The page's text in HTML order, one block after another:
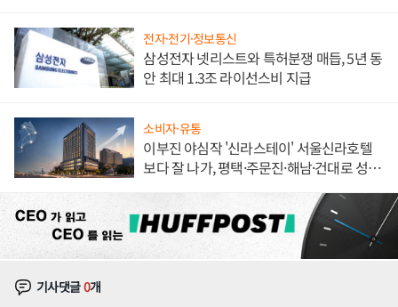
전자·전기·정보통신
삼성전자 넷리스트와 특허분쟁 매듭, 5년 동
안 최대 1.3조 라이선스비 지급
소비자·유통
이부진 야심작 '신라스테이' 서울신라호텔
보다 잘 나가, 평택·주문진·해남·건대로 성
기사댓글0개